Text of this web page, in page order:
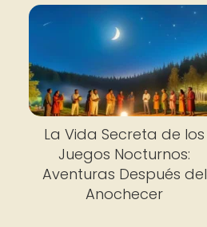
La Vida Secreta de los
Juegos Nocturnos:
Aventuras Después del
Anochecer